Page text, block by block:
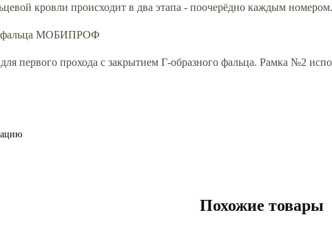
кровли происходит в два этапа - поочерёдно каждым номером.
первого прохода с закрытием Г-образного фальца. Рамка №2
Похожие товары